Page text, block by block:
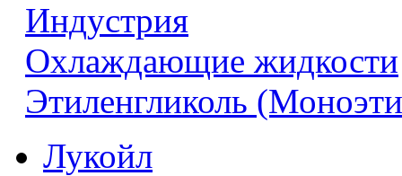
Индустрия
Охлаждающие жидкости
Этиленгликоль
Лукойл